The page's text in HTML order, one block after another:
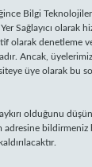
Bilgi
Sağlayıcı olarak
olarak denetleme
Ancak, üyelerimiz
üye olarak bu
olduğunu
adresine bildirmeniz